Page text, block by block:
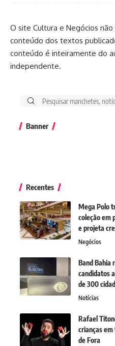
O site Cultura e Negócios
conteúdo dos textos
conteúdo é inteiramente do
independente.
Banner
Recentes
Mega Polo
coleção em
e projeta
Negócios
Band Bahia
candidatos
de 300
Notícias
Rafael
crianças
de Fora